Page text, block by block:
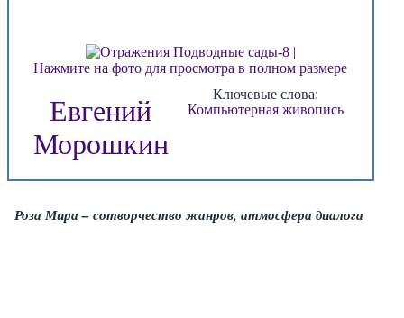
Нажмите на фото для просмотра в полном размере
Евгений
Морошкин
Ключевые слова:
Компьютерная живопись
Роза Мира – сотворчество жанров, атмосфера диалога